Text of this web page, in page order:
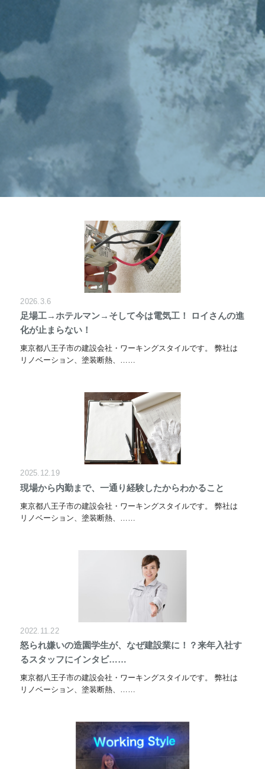
2026.3.6
足場工→ホテルマン→そして今は電気工！ ロイさんの進
化が止まらない！
東京都八王子市の建設会社・ワーキングスタイルです。 弊社は
リノベーション、塗装断熱、……
2025.12.19
現場から内勤まで、一通り経験したからわかること
東京都八王子市の建設会社・ワーキングスタイルです。 弊社は
リノベーション、塗装断熱、……
2022.11.22
怒られ嫌いの造園学生が、なぜ建設業に！？来年入社す
るスタッフにインタビ……
東京都八王子市の建設会社・ワーキングスタイルです。 弊社は
リノベーション、塗装断熱、……